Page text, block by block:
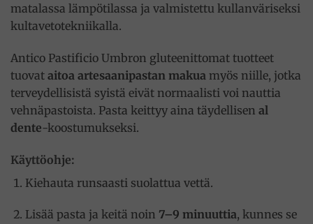
matalassa lämpötilassa ja valmistettu kullanväriseksi
kultavetotekniikalla.
Antico Pastificio Umbron gluteenittomat tuotteet
tuovat aitoa artesaanipastan makua myös niille, jotka
terveydellisistä syistä eivät normaalisti voi nauttia
vehnäpastoista. Pasta keittyy aina täydellisen al
dente-koostumukseksi.
Käyttöohje:
Kiehauta runsaasti suolattua vettä.
Lisää pasta ja keitä noin 7–9 minuuttia, kunnes se